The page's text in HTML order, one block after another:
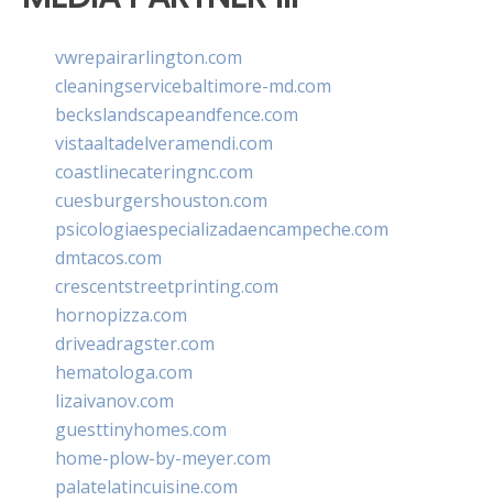
vwrepairarlington.com
cleaningservicebaltimore-md.com
beckslandscapeandfence.com
vistaaltadelveramendi.com
coastlinecateringnc.com
cuesburgershouston.com
psicologiaespecializadaencampeche.com
dmtacos.com
crescentstreetprinting.com
hornopizza.com
driveadragster.com
hematologa.com
lizaivanov.com
guesttinyhomes.com
home-plow-by-meyer.com
palatelatincuisine.com